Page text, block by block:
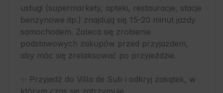
usługi (supermarkety, apteki, restauracje, stacje
benzynowe itp.) znajdują się 15-20 minut jazdy
samochodem. Zaleca się zrobienie
podstawowych zakupów przed przyjazdem,
aby móc się zrelaksować po przyjeździe.
✨ Przyjedź do Villa de Sub i odkryj zakątek, w